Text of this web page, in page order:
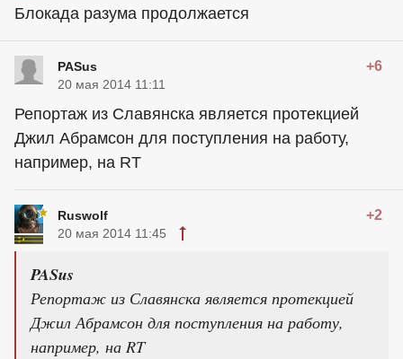
Блокада разума продолжается
PASus +6
20 мая 2014 11:11
Репортаж из Славянска является протекцией
Джил Абрамсон для поступления на работу,
например, на RT
Ruswolf +2
20 мая 2014 11:45
PASus
Репортаж из Славянска является протекцией
Джил Абрамсон для поступления на работу,
например, на RT